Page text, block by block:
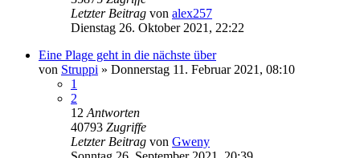
Letzter Beitrag von alex257
Dienstag 26. Oktober 2021, 22:22
Eine Plage geht in die nächste über
von Struppi » Donnerstag 11. Februar 2021, 08:10
1
2
12 Antworten
40793 Zugriffe
Letzter Beitrag von Gweny